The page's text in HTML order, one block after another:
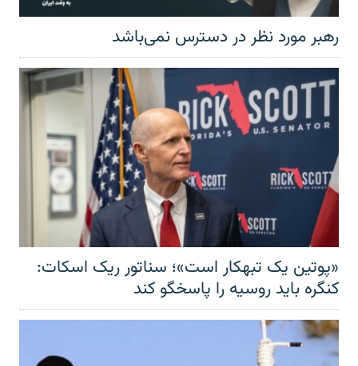
رهبر مورد نظر در دسترس نمی‌باشد
«پوتین یک تبهکار است»؛ سناتور ریک اسکات:
کنگره باید روسیه را پاسخگو کند